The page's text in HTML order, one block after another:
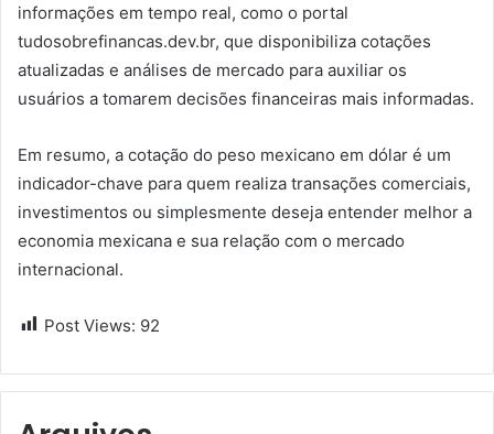
informações em tempo real, como o portal
tudosobrefinancas.dev.br, que disponibiliza cotações
atualizadas e análises de mercado para auxiliar os
usuários a tomarem decisões financeiras mais informadas.
Em resumo, a cotação do peso mexicano em dólar é um
indicador-chave para quem realiza transações comerciais,
investimentos ou simplesmente deseja entender melhor a
economia mexicana e sua relação com o mercado
internacional.
Post Views: 92